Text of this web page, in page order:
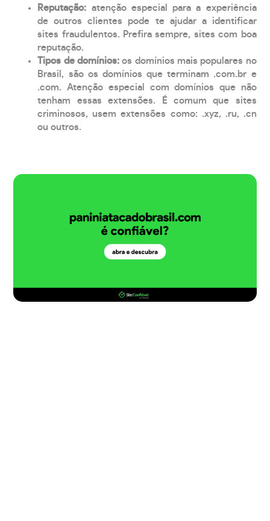
Reputação: atenção especial para a experiência
de outros clientes pode te ajudar a identificar
sites fraudulentos. Prefira sempre, sites com boa
reputação.
Tipos de domínios:os domínios mais populares no
Brasil, são os domínios que terminam .com.br e
.com. Atenção especial com domínios que não
tenham essas extensões. É comum que sites
criminosos, usem extensões como: .xyz, .ru, .cn
ou outros.